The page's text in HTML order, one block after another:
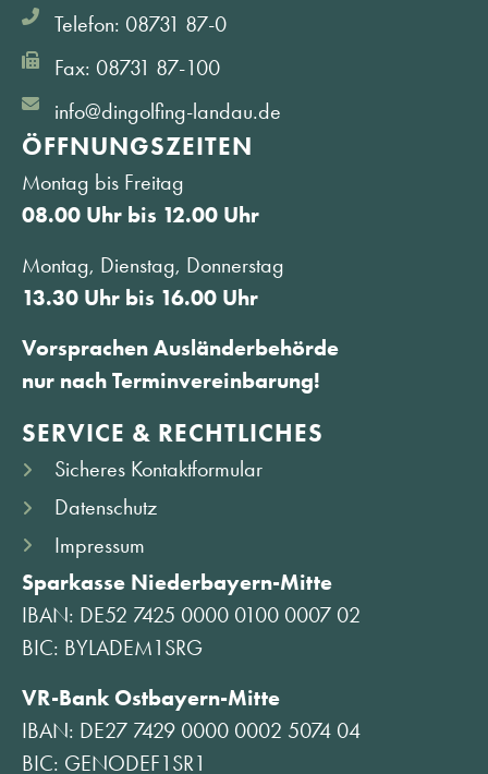
Telefon: 08731 87-0
Fax: 08731 87-100
info@dingolfing-landau.de
ÖFFNUNGS­ZEITEN
Montag bis Freitag
08.00 Uhr bis 12.00 Uhr
Montag, Dienstag, Donnerstag
13.30 Uhr bis 16.00 Uhr
Vorsprachen Ausländerbehörde
nur nach Terminvereinbarung!
SERVICE & RECHTLICHES
Sicheres Kontaktformular
Datenschutz
Impressum
Sparkasse Niederbayern-Mitte
IBAN: DE52 7425 0000 0100 0007 02
BIC: BYLADEM1SRG
VR-Bank Ostbayern-Mitte
IBAN: DE27 7429 0000 0002 5074 04
BIC: GENODEF1SR1